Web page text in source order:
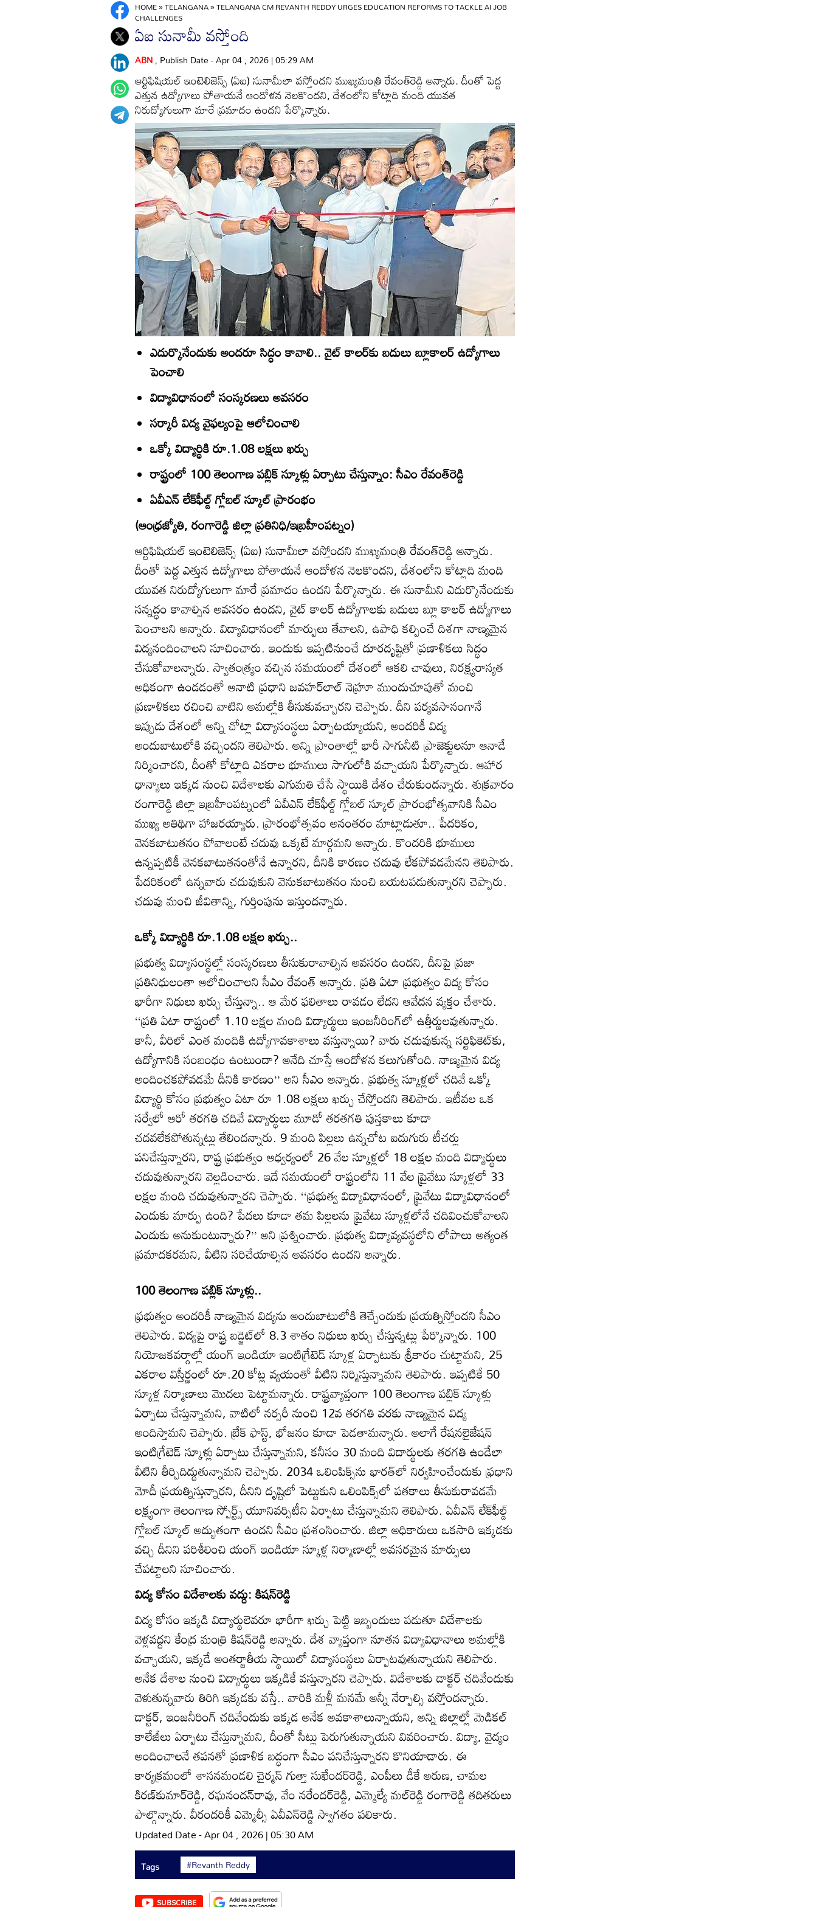
HOME»TELANGANA»TELANGANA CM REVANTH REDDY URGES EDUCATION REFORMS TO TACKLE AI JOB
CHALLENGES
ఏఐ సునామీ వస్తోంది
ABN, Publish Date - Apr 04 , 2026 | 05:29 AM
ఆర్టిఫిషియల్‌ ఇంటెలిజెన్స్‌ (ఏఐ) సునామీలా వస్తోందని ముఖ్యమంత్రి రేవంత్‌రెడ్డి అన్నారు. దీంతో పెద్ద
ఎత్తున ఉద్యోగాలు పోతాయనే ఆందోళన నెలకొందని, దేశంలోని కోట్లాది మంది యువత
నిరుద్యోగులుగా మారే ప్రమాదం ఉందని పేర్కొన్నారు.
ఎదుర్కొనేందుకు అందరూ సిద్ధం కావాలి.. వైట్‌ కాలర్‌కు బదులు బ్లూకాలర్‌ ఉద్యోగాలు
పెంచాలి
విద్యావిధానంలో సంస్కరణలు అవసరం
సర్కారీ విద్య వైఫల్యంపై ఆలోచించాలి
ఒక్కో విద్యార్థికి రూ.1.08 లక్షలు ఖర్చు
రాష్ట్రంలో 100 తెలంగాణ పబ్లిక్‌ స్కూళ్లు ఏర్పాటు చేస్తున్నాం: సీఎం రేవంత్‌రెడ్డి
ఏవీఎన్‌ లేక్‌ఫీల్డ్‌ గ్లోబల్‌ స్కూల్‌ ప్రారంభం
(ఆంధ్రజ్యోతి, రంగారెడ్డి జిల్లా ప్రతినిధి/ఇబ్రహీంపట్నం)
ఆర్టిఫిషియల్‌ ఇంటెలిజెన్స్‌ (ఏఐ) సునామీలా వస్తోందని ముఖ్యమంత్రి రేవంత్‌రెడ్డి అన్నారు.
దీంతో పెద్ద ఎత్తున ఉద్యోగాలు పోతాయనే ఆందోళన నెలకొందని, దేశంలోని కోట్లాది మంది
యువత నిరుద్యోగులుగా మారే ప్రమాదం ఉందని పేర్కొన్నారు. ఈ సునామీని ఎదుర్కొనేందుకు
సన్నద్ధం కావాల్సిన అవసరం ఉందని, వైట్‌ కాలర్‌ ఉద్యోగాలకు బదులు బ్లూ కాలర్‌ ఉద్యోగాలు
పెంచాలని అన్నారు. విద్యావిధానంలో మార్పులు తేవాలని, ఉపాధి కల్పించే దిశగా నాణ్యమైన
విద్యనందించాలని సూచించారు. ఇందుకు ఇప్పటినుంచే దూరదృష్టితో ప్రణాళికలు సిద్ధం
చేసుకోవాలన్నారు. స్వాతంత్య్రం వచ్చిన సమయంలో దేశంలో ఆకలి చావులు, నిరక్ష్యరాస్యత
అధికంగా ఉండడంతో ఆనాటి ప్రధాని జవహర్‌లాల్‌ నెహ్రూ ముందుచూపుతో మంచి
ప్రణాళికలు రచించి వాటిని అమల్లోకి తీసుకువచ్చారని చెప్పారు. దీని పర్యవసానంగానే
ఇప్పుడు దేశంలో అన్ని చోట్లా విద్యాసంస్థలు ఏర్పాటయ్యాయని, అందరికీ విద్య
అందుబాటులోకి వచ్చిందని తెలిపారు. అన్ని ప్రాంతాల్లో భారీ సాగునీటి ప్రాజెక్టులనూ ఆనాడే
నిర్మించారని, దీంతో కోట్లాది ఎకరాల భూములు సాగులోకి వచ్చాయని పేర్కొన్నారు. ఆహార
ధాన్యాలు ఇక్కడ నుంచి విదేశాలకు ఎగుమతి చేసే స్థాయికి దేశం చేరుకుందన్నారు. శుక్రవారం
రంగారెడ్డి జిల్లా ఇబ్రహీంపట్నంలో ఏవీఎన్‌ లేక్‌ఫీల్డ్‌ గ్లోబల్‌ స్కూల్‌ ప్రారంభోత్సవానికి సీఎం
ముఖ్య అతిథిగా హాజరయ్యారు. ప్రారంభోత్సవం అనంతరం మాట్లాడుతూ.. పేదరికం,
వెనకబాటుతనం పోవాలంటే చదువు ఒక్కటే మార్గమని అన్నారు. కొందరికి భూములు
ఉన్నప్పటికీ వెనకబాటుతనంతోనే ఉన్నారని, దీనికి కారణం చదువు లేకపోవడమేనని తెలిపారు.
పేదరికంలో ఉన్నవారు చదువుకుని వెనుకబాటుతనం నుంచి బయటపడుతున్నారని చెప్పారు.
చదువు మంచి జీవితాన్ని, గుర్తింపును ఇస్తుందన్నారు.
ఒక్కో విద్యార్థికి రూ.1.08 లక్షల ఖర్చు..
ప్రభుత్వ విద్యాసంస్థల్లో సంస్కరణలు తీసుకురావాల్సిన అవసరం ఉందని, దీనిపై ప్రజా
ప్రతినిధులంతా ఆలోచించాలని సీఎం రేవంత్‌ అన్నారు. ప్రతి ఏటా ప్రభుత్వం విద్య కోసం
భారీగా నిధులు ఖర్చు చేస్తున్నా.. ఆ మేర ఫలితాలు రావడం లేదని ఆవేదన వ్యక్తం చేశారు.
‘‘ప్రతి ఏటా రాష్ట్రంలో 1.10 లక్షల మంది విద్యార్థులు ఇంజనీరింగ్‌లో ఉత్తీర్ణులవుతున్నారు.
కానీ, వీరిలో ఎంత మందికి ఉద్యోగావకాశాలు వస్తున్నాయి? వారు చదువుకున్న సర్టిఫికెట్‌కు,
ఉద్యోగానికి సంబంధం ఉంటుందా? అనేది చూస్తే ఆందోళన కలుగుతోంది. నాణ్యమైన విద్య
అందించకపోవడమే దీనికి కారణం’’ అని సీఎం అన్నారు. ప్రభుత్వ స్కూళ్లలో చదివే ఒక్కో
విద్యార్థి కోసం ప్రభుత్వం ఏటా రూ 1.08 లక్షలు ఖర్చు చేస్తోందని తెలిపారు. ఇటీవల ఒక
సర్వేలో ఆరో తరగతి చదివే విద్యార్థులు మూడో తరతగతి పుస్తకాలు కూడా
చదవలేకపోతున్నట్లు తేలిందన్నారు. 9 మంది పిల్లలు ఉన్నచోట ఐదుగురు టీచర్లు
పనిచేస్తున్నారని, రాష్ట్ర ప్రభుత్వం ఆధ్వర్యంలో 26 వేల స్కూళ్లలో 18 లక్షల మంది విద్యార్థులు
చదువుతున్నారని వెల్లడించారు. ఇదే సమయంలో రాష్ట్రంలోని 11 వేల ప్రైవేటు స్కూళ్లలో 33
లక్షల మంది చదువుతున్నారని చెప్పారు. ‘‘ప్రభుత్వ విద్యావిధానంలో, ప్రైవేటు విద్యావిధానంలో
ఎందుకు మార్పు ఉంది? పేదలు కూడా తమ పిల్లలను ప్రైవేటు స్కూళ్లలోనే చదివించుకోవాలని
ఎందుకు అనుకుంటున్నారు?’’ అని ప్రశ్నించారు. ప్రభుత్వ విద్యావ్యవస్థలోని లోపాలు అత్యంత
ప్రమాదకరమని, వీటిని సరిచేయాల్సిన అవసరం ఉందని అన్నారు.
100 తెలంగాణ పబ్లిక్‌ స్కూళ్లు..
ఫ్రభుత్వం అందరికీ నాణ్యమైన విద్యను అందుబాటులోకి తెచ్చేందుకు ప్రయత్నిస్తోందని సీఎం
తెలిపారు. విద్యపై రాష్ట్ర బడ్జెట్‌లో 8.3 శాతం నిధులు ఖర్చు చేస్తున్నట్లు పేర్కొన్నారు. 100
నియోజకవర్గాల్లో యంగ్‌ ఇండియా ఇంటిగ్రేటెడ్‌ స్కూళ్ల ఏర్పాటుకు శ్రీకారం చుట్టామని, 25
ఎకరాల విస్తీర్ణంలో రూ.20 కోట్ల వ్యయంతో వీటిని నిర్మిస్తున్నామని తెలిపారు. ఇప్పటికే 50
స్కూళ్ల నిర్మాణాలు మొదలు పెట్టామన్నారు. రాష్ట్రవ్యాప్తంగా 100 తెలంగాణ పబ్లిక్‌ స్కూళ్లు
ఏర్పాటు చేస్తున్నామని, వాటిలో నర్సరీ నుంచి 12వ తరగతి వరకు నాణ్యమైన విద్య
అందిస్తామని చెప్పారు. బ్రేక్‌ ఫాస్ట్‌, భోజనం కూడా పెడతామన్నారు. అలాగే రేషనలైజేషన్‌
ఇంటిగ్రేటెడ్‌ స్కూళ్లు ఏర్పాటు చేస్తున్నామని, కనీసం 30 మంది విదార్థులకు తరగతి ఉండేలా
వీటిని తీర్చిదిద్దుతున్నామని చెప్పారు. 2034 ఒలింపిక్స్‌ను భారత్‌లో నిర్వహించేందుకు ఫ్రధాని
మోదీ ప్రయత్నిస్తున్నారని, దీనిని దృష్టిలో పెట్టుకుని ఒలింపిక్స్‌లో పతకాలు తీసుకురావడమే
లక్ష్యంగా తెలంగాణ స్పోర్ట్స్‌ యూనివర్సిటీని ఏర్పాటు చేస్తున్నామని తెలిపారు. ఏవీఎన్‌ లేక్‌ఫీల్డ్‌
గ్లోబల్‌ స్కూల్‌ అద్భుతంగా ఉందని సీఎం ప్రశంసించారు. జిల్లా అధికారులు ఒకసారి ఇక్కడకు
వచ్చి దీనిని పరిశీలించి యంగ్‌ ఇండియా స్కూళ్ల నిర్మాణాల్లో అవసరమైన మార్పులు
చేపట్టాలని సూచించారు.
విద్య కోసం విదేశాలకు వద్దు: కిషన్‌రెడ్డి
విద్య కోసం ఇక్కడి విద్యార్థులెవరూ భారీగా ఖర్చు పెట్టి ఇబ్బందులు పడుతూ విదేశాలకు
వెళ్లవద్దని కేంద్ర మంత్రి కిషన్‌రెడ్డి అన్నారు. దేశ వ్యాప్తంగా నూతన విద్యావిధానాలు అమల్లోకి
వచ్చాయని, ఇక్కడే అంతర్జాతీయ స్థాయిలో విద్యాసంస్థలు ఏర్పాటవుతున్నాయని తెలిపారు.
అనేక దేశాల నుంచి విద్యార్థులు ఇక్కడికే వస్తున్నారని చెప్పారు. విదేశాలకు డాక్టర్‌ చదివేందుకు
వెళుతున్నవారు తిరిగి ఇక్కడకు వస్తే.. వారికి మళ్లీ మనమే అన్నీ నేర్పాల్సి వస్తోందన్నారు.
డాక్టర్‌, ఇంజనీరింగ్‌ చదివేందుకు ఇక్కడ అనేక అవకాశాలున్నాయని, అన్ని జిల్లాల్లో మెడికల్‌
కాలేజీలు ఏర్పాటు చేస్తున్నామని, దీంతో సీట్లు పెరుగుతున్నాయని వివరించారు. విద్యా, వైద్యం
అందించాలనే తపనతో ప్రణాళిక బద్ధంగా సీఎం పనిచేస్తున్నారని కొనియాడారు. ఈ
కార్యక్రమంలో శాసనమండలి చైర్మన్‌ గుత్తా సుఖేందర్‌రెడ్డి, ఎంపీలు డీకే అరుణ, చామల
కిరణ్‌కుమార్‌రెడ్డి, రఘనందన్‌రావు, వేం నరేందర్‌రెడ్డి, ఎమ్మెల్యే మల్‌రెడ్డి రంగారెడ్డి తదితరులు
పాల్గొన్నారు. వీరందరికీ ఎమ్మెల్సీ ఏవీఎన్‌రెడ్డి స్వాగతం పలికారు.
Updated Date - Apr 04 , 2026 | 05:30 AM
Tags #Revanth Reddy
SUBSCRIBE